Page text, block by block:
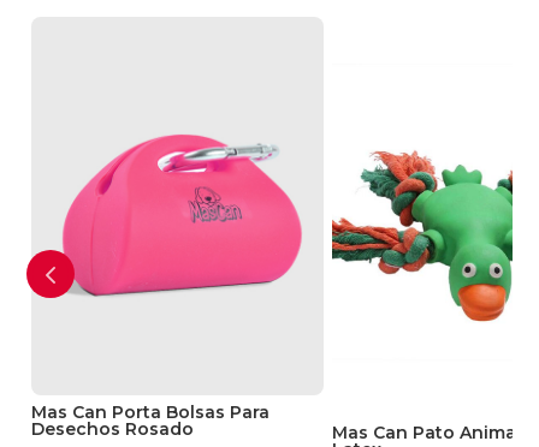
Mas Can Porta Bolsas Para
Desechos Rosado Mas Can Pato Animal